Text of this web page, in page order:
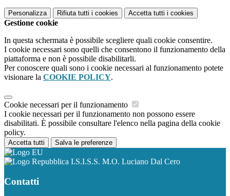
Personalizza Rifiuta tutti i cookies Accetta tutti i cookies
Gestione cookie
In questa schermata è possibile scegliere quali cookie consentire.
I cookie necessari sono quelli che consentono il funzionamento della
piattaforma e non è possibile disabilitarli.
Per conoscere quali sono i cookie necessari al funzionamento potete
visionare la COOKIE POLICY.
Cookie necessari per il funzionamento
I cookie necessari per il funzionamento non possono essere
disabilitati. È possibile consultare l'elenco nella pagina della cookie
policy.
Accetta tutti Salva le preferenze
I.S.I.S.S. M.O. Luciano Dal Cero
Contatti